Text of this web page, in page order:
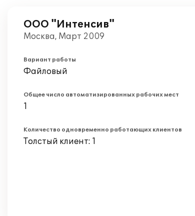
ООО "Интенсив"
Москва, Март 2009
Вариант работы
Файловый
Общее число автоматизированных рабочих мест
1
Количество одновременно работающих клиентов
Толстый клиент: 1